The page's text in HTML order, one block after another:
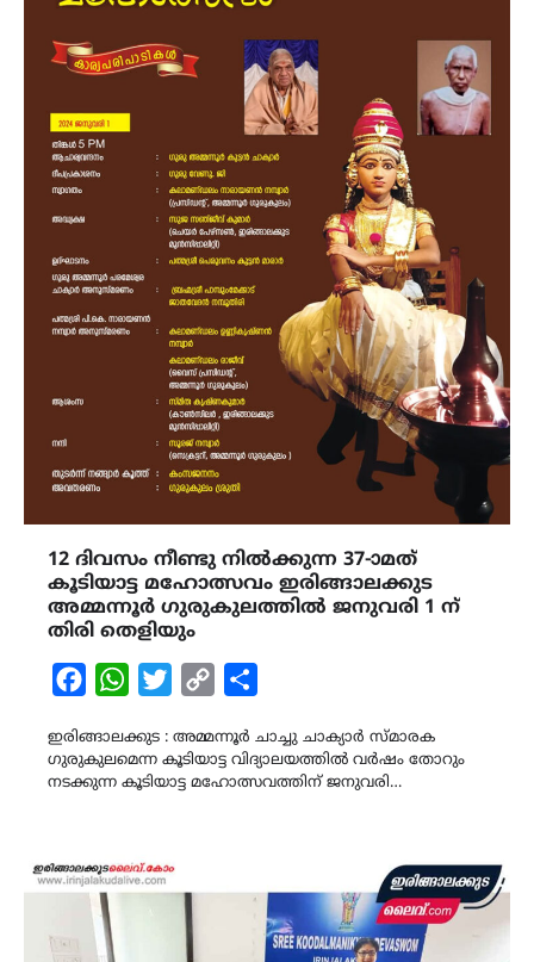
12 ദിവസം നീണ്ടു നിൽക്കുന്ന 37-ാമത്
കൂടിയാട്ട മഹോത്സവം ഇരിങ്ങാലക്കുട
അമ്മന്നൂർ ഗുരുകുലത്തിൽ ജനുവരി 1 ന്
തിരി തെളിയും
FacebookWhatsAppTwitterCopy
ഇരിങ്ങാലക്കുട : അമ്മന്നൂർ ചാച്ചു ചാക്യാർ സ്മാരക
ഗുരുകുലമെന്ന കൂടിയാട്ട വിദ്യാലയത്തിൽ വർഷം തോറും
നടക്കുന്ന കൂടിയാട്ട മഹോത്സവത്തിന് ജനുവരി…